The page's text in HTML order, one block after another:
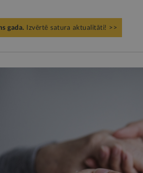
gada. Izvērtē satura aktualitāti! >>